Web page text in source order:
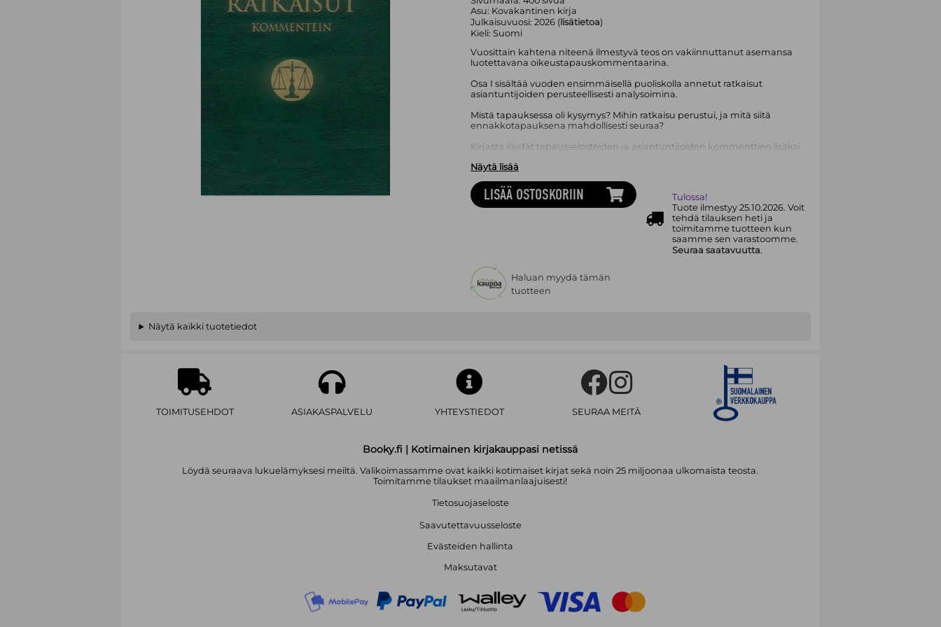
Asu: Kovakantinen kirja
Julkaisuvuosi: 2026 (lisätietoa)
Kieli: Suomi
Vuosittain kahtena niteenä ilmestyvä teos on vakiinnuttanut asemansa
luotettavana oikeustapauskommentaarina.
Osa I sisältää vuoden ensimmäisellä puoliskolla annetut ratkaisut
asiantuntijoiden perusteellisesti analysoimina.
Mistä tapauksessa oli kysymys? Mihin ratkaisu perustui, ja mitä siitä
ennakkotapauksena mahdollisesti seuraa?
Kirjasta löydät tapausselosteiden ja asiantuntijoiden kommenttien lisäksi
aiemmasta ratkaisukäytännöstä sekä kattava asiahakemiston ja tiedot
oikeudenalasta vastaa oma osastovastaavansa. Kaikki osastovastaavat
ovat omien oikeudenalojensa tunnustettuja huippunimiä. Teoksen
kirjoittajakuntaan kuuluu myös muita asiantuntijoita, jotka
osastovastaavat ovat kutsuneet kommentoimaan yksittäisiä tapauksia.
Näytä lisää
LISÄÄ OSTOSKORIIN
Tulossa!
Tuote ilmestyy 25.10.2026. Voit
tehdä tilauksen heti ja
toimitamme tuotteen kun
saamme sen varastoomme.
Seuraa saatavuutta.
Haluan myydä tämän
tuotteen
Näytä kaikki tuotetiedot
TOIMITUSEHDOT ASIAKASPALVELU YHTEYSTIEDOT SEURAA MEITÄ
Booky.fi | Kotimainen kirjakauppasi netissä
Löydä seuraava lukuelämyksesi meiltä. Valikoimassamme ovat kaikki kotimaiset kirjat sekä noin 25 miljoonaa ulkomaista teosta.
Toimitamme tilaukset maailmanlaajuisesti!
Tietosuojaseloste
Saavutettavuusseloste
Evästeiden hallinta
Maksutavat